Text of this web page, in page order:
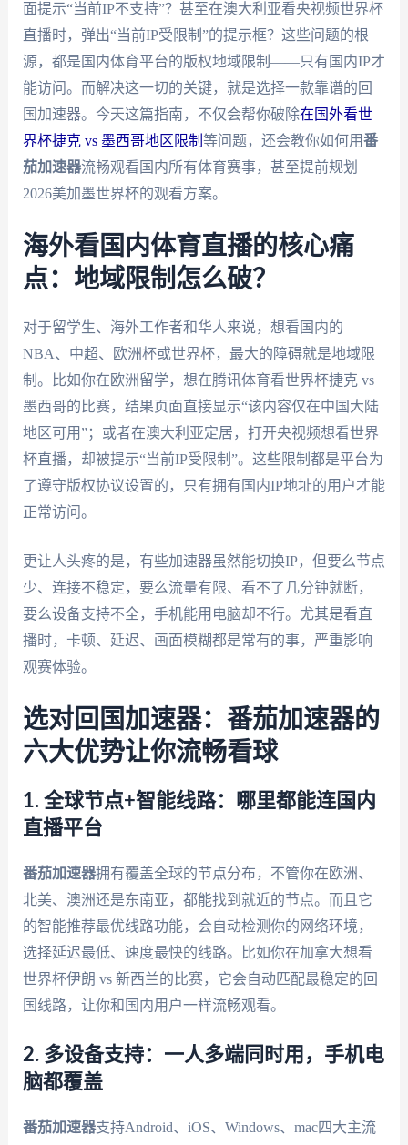
面提示“当前IP不支持”？甚至在澳大利亚看央视频世界杯
直播时，弹出“当前IP受限制”的提示框？这些问题的根
源，都是国内体育平台的版权地域限制——只有国内IP才
能访问。而解决这一切的关键，就是选择一款靠谱的回
国加速器。今天这篇指南，不仅会帮你破除在国外看世
界杯捷克 vs 墨西哥地区限制 等问题，还会教你如何用番
茄加速器流畅观看国内所有体育赛事，甚至提前规划
2026美加墨世界杯的观看方案。
海外看国内体育直播的核心痛
点：地域限制怎么破？
对于留学生、海外工作者和华人来说，想看国内的
NBA、中超、欧洲杯或世界杯，最大的障碍就是地域限
制。比如你在欧洲留学，想在腾讯体育看世界杯捷克 vs
墨西哥的比赛，结果页面直接显示“该内容仅在中国大陆
地区可用”；或者在澳大利亚定居，打开央视频想看世界
杯直播，却被提示“当前IP受限制”。这些限制都是平台为
了遵守版权协议设置的，只有拥有国内IP地址的用户才能
正常访问。
更让人头疼的是，有些加速器虽然能切换IP，但要么节点
少、连接不稳定，要么流量有限、看不了几分钟就断，
要么设备支持不全，手机能用电脑却不行。尤其是看直
播时，卡顿、延迟、画面模糊都是常有的事，严重影响
观赛体验。
选对回国加速器：番茄加速器的
六大优势让你流畅看球
1. 全球节点+智能线路：哪里都能连国内
直播平台
番茄加速器拥有覆盖全球的节点分布，不管你在欧洲、
北美、澳洲还是东南亚，都能找到就近的节点。而且它
的智能推荐最优线路功能，会自动检测你的网络环境，
选择延迟最低、速度最快的线路。比如你在加拿大想看
世界杯伊朗 vs 新西兰的比赛，它会自动匹配最稳定的回
国线路，让你和国内用户一样流畅观看。
2. 多设备支持：一人多端同时用，手机电
脑都覆盖
番茄加速器支持Android、iOS、Windows、mac四大主流